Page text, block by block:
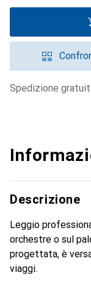
Spedizione
Descrizione
Leggio
orchestre o sul
progettata, è
viaggi.